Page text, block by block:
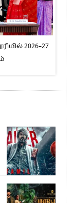
2026–27